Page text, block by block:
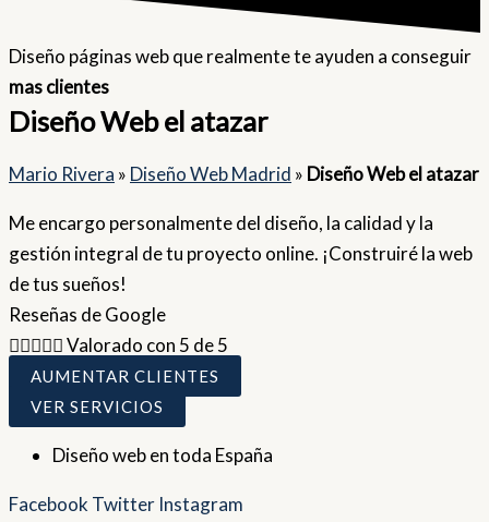
Diseño páginas web que realmente te ayuden a conseguir
mas clientes
Diseño Web el atazar
Mario Rivera » Diseño Web Madrid » Diseño Web el atazar
Me encargo personalmente del diseño, la calidad y la
gestión integral de tu proyecto online. ¡Construiré la web
de tus sueños!
Reseñas de Google
Valorado con 5 de 5
AUMENTAR CLIENTES
VER SERVICIOS
Diseño web en toda España
Facebook Twitter Instagram